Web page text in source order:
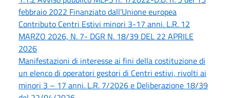
febbraio 2022 Finanziato dall’Unione europea
Contributo Centri Estivi minori 3-17 anni. L.R. 12
MARZO 2026, N. 7- DGR N. 18/39 DEL 22 APRILE
2026
Manifestazioni di interesse ai fini della costituzione di
un elenco di operatori gestori di Centri estivi, rivolti ai
minori 3 – 17 anni. L.R. 7/2026 e Deliberazione 18/39